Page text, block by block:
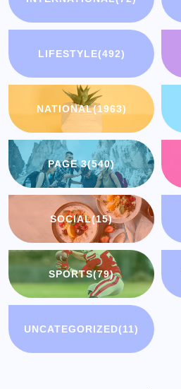
LIFESTYLE(492)
NATIONAL(1963)
PAGE 3(540)
SOCIAL(15)
SPORTS(79)
UNCATEGORIZED(11)